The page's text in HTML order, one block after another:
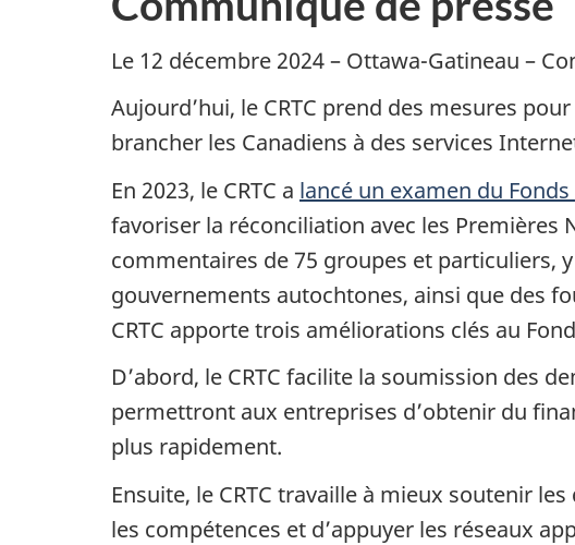
Le 12 décembre 2024 – Ottawa-Gatineau –
Aujourd’hui, le CRTC prend des mesures
brancher les Canadiens à des services
En 2023, le CRTC a lancé un examen du
favoriser la réconciliation avec les Premières
commentaires de 75 groupes et particuliers,
gouvernements autochtones, ainsi que des
CRTC apporte trois améliorations clés au
D’abord, le CRTC facilite la soumission des
permettront aux entreprises d’obtenir du
plus rapidement.
Ensuite, le CRTC travaille à mieux soutenir
les compétences et d’appuyer les réseaux